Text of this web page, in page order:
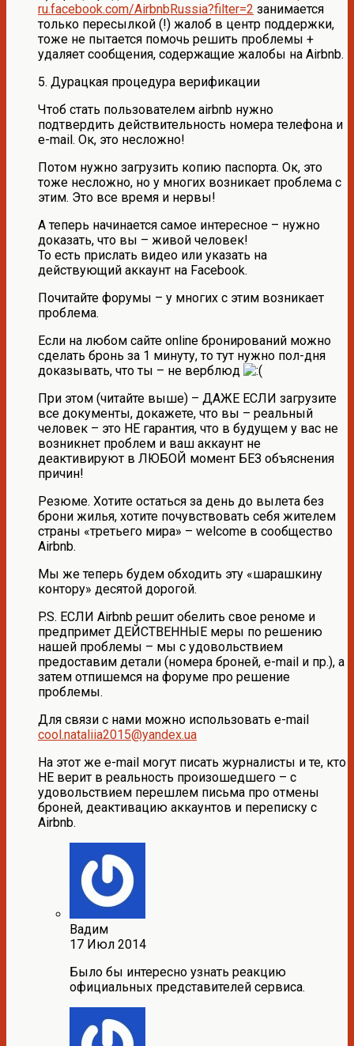
ru.facebook.com/AirbnbRussia?filter=2 занимается
только пересылкой (!) жалоб в центр поддержки,
тоже не пытается помочь решить проблемы +
удаляет сообщения, содержащие жалобы на Airbnb.
5. Дурацкая процедура верификации
Чтоб стать пользователем airbnb нужно
подтвердить действительность номера телефона и
e-mail. Ок, это несложно!
Потом нужно загрузить копию паспорта. Ок, это
тоже несложно, но у многих возникает проблема с
этим. Это все время и нервы!
А теперь начинается самое интересное – нужно
доказать, что вы – живой человек!
То есть прислать видео или указать на
действующий аккаунт на Facebook.
Почитайте форумы – у многих с этим возникает
проблема.
Если на любом сайте online бронирований можно
сделать бронь за 1 минуту, то тут нужно пол-дня
доказывать, что ты – не верблюд
При этом (читайте выше) – ДАЖЕ ЕСЛИ загрузите
все документы, докажете, что вы – реальный
человек – это НЕ гарантия, что в будущем у вас не
возникнет проблем и ваш аккаунт не
деактивируют в ЛЮБОЙ момент БЕЗ объяснения
причин!
Резюме. Хотите остаться за день до вылета без
брони жилья, хотите почувствовать себя жителем
страны «третьего мира» – welcome в сообщество
Airbnb.
Мы же теперь будем обходить эту «шарашкину
контору» десятой дорогой.
P.S. ЕСЛИ Airbnb решит обелить свое реноме и
предпримет ДЕЙСТВЕННЫЕ меры по решению
нашей проблемы – мы с удовольствием
предоставим детали (номера броней, e-mail и пр.), а
затем отпишемся на форуме про решение
проблемы.
Для связи с нами можно использовать e-mail
cool.nataliia2015@yandex.ua
На этот же e-mail могут писать журналисты и те, кто
НЕ верит в реальность произошедшего – с
удовольствием перешлем письма про отмены
броней, деактивацию аккаунтов и переписку с
Airbnb.
Вадим
17 Июл 2014
Было бы интересно узнать реакцию
официальных представителей сервиса.